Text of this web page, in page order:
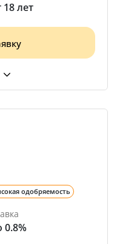
18 лет
одобряемость
0.8%